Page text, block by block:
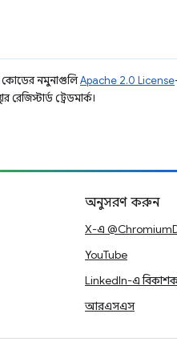
নমুনাগুলিApache 2.0 License
ট্রেডমার্ক।
অনুসরণ করুন
X-এ
YouTube
LinkedIn-এ
আরএসএস